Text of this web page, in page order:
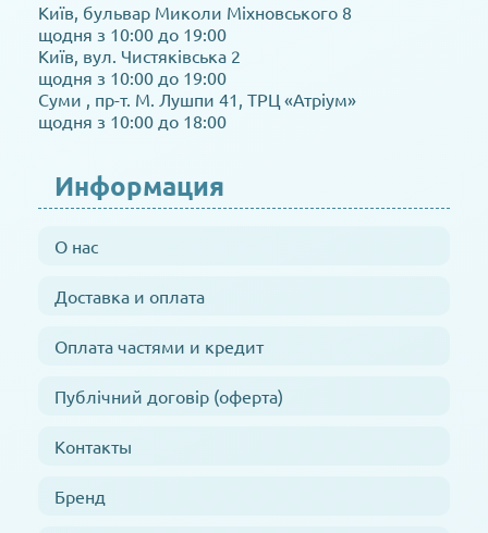
Київ, бульвар Миколи Міхновського 8
щодня з 10:00 до 19:00
Київ, вул. Чистяківська 2
щодня з 10:00 до 19:00
Суми , пр-т. М. Лушпи 41, ТРЦ «Атріум»
щодня з 10:00 до 18:00
Информация
О нас
Доставка и оплата
Оплата частями и кредит
Публічний договір (оферта)
Контакты
Бренд